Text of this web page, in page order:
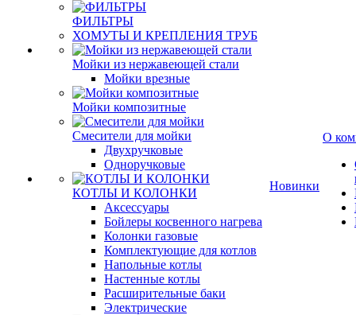
ФИЛЬТРЫ
ХОМУТЫ И КРЕПЛЕНИЯ ТРУБ
Мойки из нержавеющей стали
Мойки врезные
Мойки композитные
Смесители для мойки
Двухручковые
Одноручковые
КОТЛЫ И КОЛОНКИ
Аксессуары
Бойлеры косвенного нагрева
Колонки газовые
Комплектующие для котлов
Напольные котлы
Настенные котлы
Расширительные баки
Электрические
Новинки
О